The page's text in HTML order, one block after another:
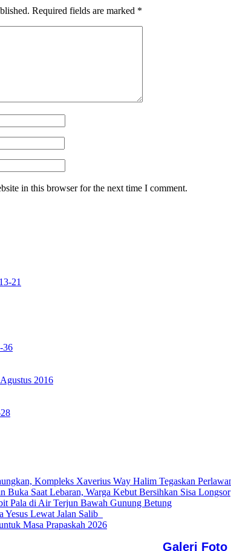
Required fields are marked *
in this browser for the next time I comment.
21
36
2016
Kompleks Xaverius Way Halim Tegaskan
Buka Saat Lebaran, Warga Kebut Bersihkan Sisa Longsor
Pala di Air Terjun Bawah Gunung Betung
Yesus Lewat Jalan Salib
Masa Prapaskah 2026
Galeri Foto